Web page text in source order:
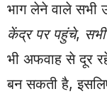
भाग लेने वाले सभी
केंद्र पर पहुंचे,
भी अफवाह से दूर
बन सकती है,